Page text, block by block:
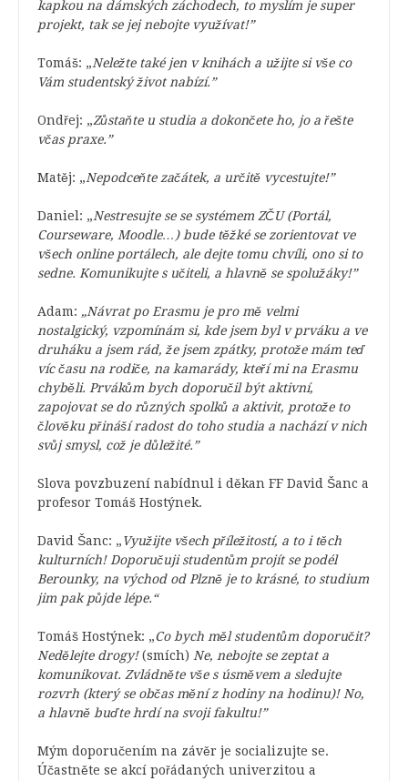
kapkou na dámských záchodech, to myslím je super
projekt, tak se jej nebojte využívat!”
Tomáš: „Neležte také jen v knihách a užijte si vše co
Vám studentský život nabízí.”
Ondřej: „Zůstaňte u studia a dokončete ho, jo a řešte
včas praxe.”
Matěj: „Nepodceňte začátek, a určitě vycestujte!”
Daniel: „Nestresujte se se systémem ZČU (Portál,
Courseware, Moodle…) bude těžké se zorientovat ve
všech online portálech, ale dejte tomu chvíli, ono si to
sedne. Komunikujte s učiteli, a hlavně se spolužáky!”
Adam: „Návrat po Erasmu je pro mě velmi
nostalgický, vzpomínám si, kde jsem byl v prváku a ve
druháku a jsem rád, že jsem zpátky, protože mám teď
víc času na rodiče, na kamarády, kteří mi na Erasmu
chyběli. Prvákům bych doporučil být aktivní,
zapojovat se do různých spolků a aktivit, protože to
člověku přináší radost do toho studia a nachází v nich
svůj smysl, což je důležité.”
Slova povzbuzení nabídnul i děkan FF David Šanc a
profesor Tomáš Hostýnek.
David Šanc: „Využijte všech příležitostí, a to i těch
kulturních! Doporučuji studentům projít se podél
Berounky, na východ od Plzně je to krásné, to studium
jim pak půjde lépe.“
Tomáš Hostýnek: „Co bych měl studentům doporučit?
Nedělejte drogy!(smích) Ne, nebojte se zeptat a
komunikovat. Zvládněte vše s úsměvem a sledujte
rozvrh (který se občas mění z hodiny na hodinu)! No,
a hlavně buďte hrdí na svoji fakultu!”
Mým doporučením na závěr je socializujte se.
Účastněte se akcí pořádaných univerzitou a